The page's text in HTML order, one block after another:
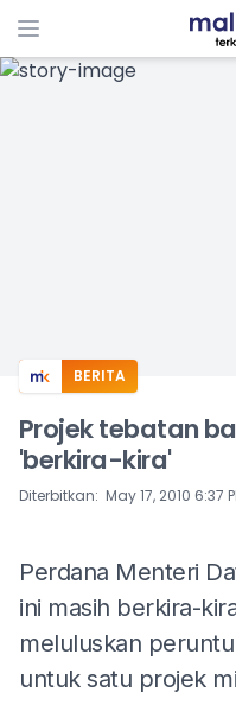
BERITA
Projek tebatan
'berkira-kira'
Diterbitkan: May 17, 2010 6:37
Perdana Menteri
ini masih berkira-
meluluskan
untuk satu projek